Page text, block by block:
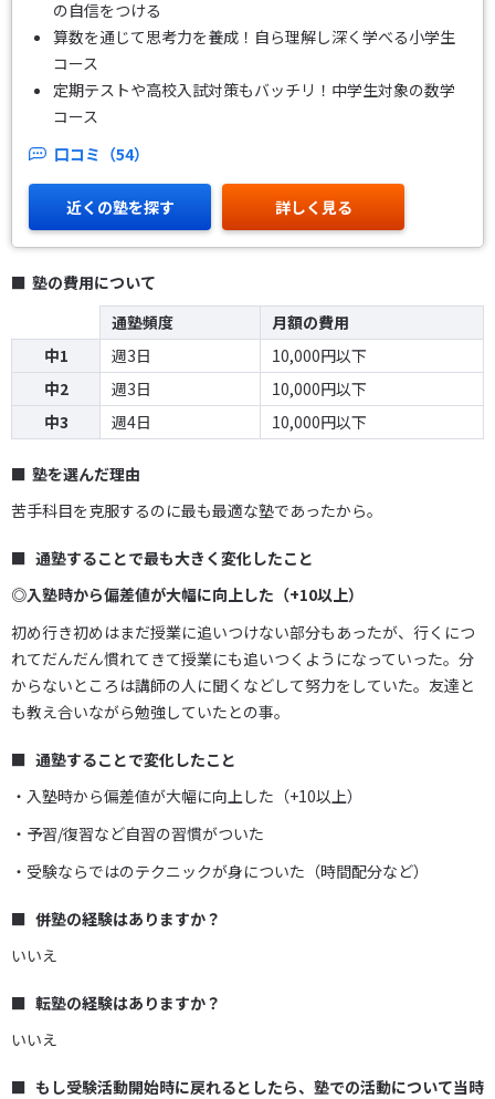
の自信をつける
算数を通じて思考力を養成！自ら理解し深く学べる小学生
コース
定期テストや高校入試対策もバッチリ！中学生対象の数学
コース
口コミ（54）
近くの塾を探す 詳しく見る
塾の費用について
通塾頻度
月額の費用
中1
週3日
10,000円以下
中2
週3日
10,000円以下
中3
週4日 10,000円以下
塾を選んだ理由
苦手科目を克服するのに最も最適な塾であったから。
通塾することで最も大きく変化したこと
◎入塾時から偏差値が大幅に向上した（+10以上）
初め行き初めはまだ授業に追いつけない部分もあったが、行くにつ
れてだんだん慣れてきて授業にも追いつくようになっていった。分
からないところは講師の人に聞くなどして努力をしていた。友達と
も教え合いながら勉強していたとの事。
通塾することで変化したこと
・入塾時から偏差値が大幅に向上した（+10以上）
・予習/復習など自習の習慣がついた
・受験ならではのテクニックが身についた（時間配分など）
併塾の経験はありますか？
いいえ
転塾の経験はありますか？
いいえ
もし受験活動開始時に戻れるとしたら、塾での活動について当時